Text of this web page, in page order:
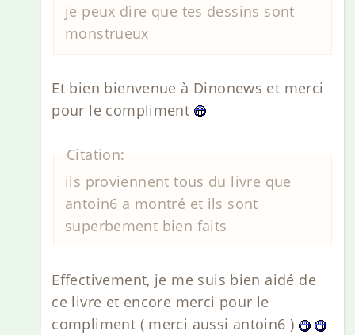
je peux dire que tes dessins sont
monstrueux
Et bien bienvenue à Dinonews et merci
pour le compliment
Citation:
ils proviennent tous du livre que
antoin6 a montré et ils sont
superbement bien faits
Effectivement, je me suis bien aidé de
ce livre et encore merci pour le
compliment ( merci aussi antoin6 )